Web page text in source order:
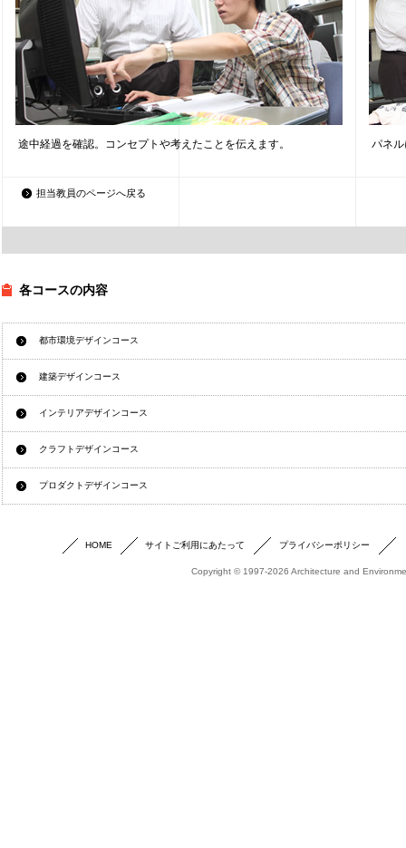
途中経過を確認。コンセプトや考えたことを伝えます。 パネ
担当教員のページへ戻る
各コースの内容
都市環境デザインコース
建築デザインコース
インテリアデザインコース
クラフトデザインコース
プロダクトデザインコース
HOME サイトご利用にあたって プライバシーポリシー
Copyright © 1997-2026 Architecture and